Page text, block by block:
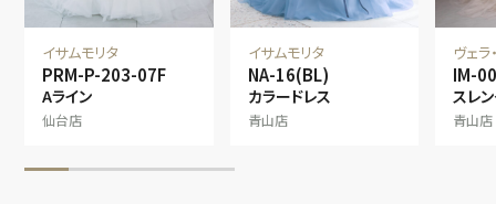
イサムモリタ
PRM-P-203-07F
Aライン
仙台店
イサムモリタ
NA-16(BL)
カラードレス
青山店
ヴェラ
IM-
スレ
青山店